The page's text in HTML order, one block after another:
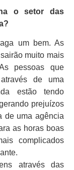
o setor das
um bem. As
muito mais
pessoas que
de uma
estão tendo
prejuízos
de uma agência
as horas boas
complicados
através das